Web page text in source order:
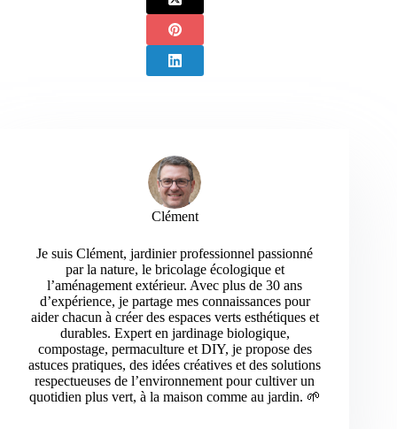
Clément
Je suis Clément, jardinier professionnel passionné
par la nature, le bricolage écologique et
l’aménagement extérieur. Avec plus de 30 ans
d’expérience, je partage mes connaissances pour
aider chacun à créer des espaces verts esthétiques et
durables. Expert en jardinage biologique,
compostage, permaculture et DIY, je propose des
astuces pratiques, des idées créatives et des solutions
respectueuses de l’environnement pour cultiver un
quotidien plus vert, à la maison comme au jardin. 🌱